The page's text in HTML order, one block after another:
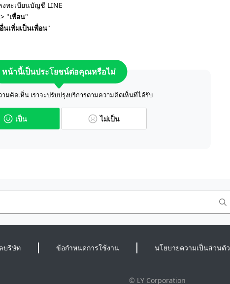
งทะเบียนบัญชี LINE
> "เพื่อน"
เพิ่มเป็นเพื่อน"
หน้านี้เป็นประโยชน์ต่อคุณหรือไม่
มคิดเห็น เราจะปรับปรุงบริการตามความคิดเห็นที่ได้รับ
เป็น ไม่เป็น
บริษัท ข้อกำหนดการใช้งาน นโยบายความเป็นส่วนตัว
© LY Corporation